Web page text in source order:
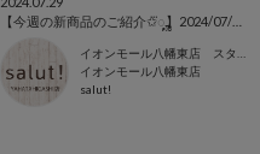
【今週の新商品のご紹介✩⃛ೄ】2024/07/29〜
イオンモール八幡東店
salut!